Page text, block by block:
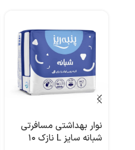
نوار بهداشتی مسافرتی
شبانه سایز L نازک ۱۰